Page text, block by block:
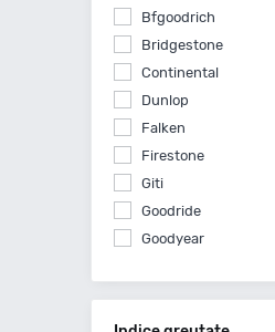
Bfgoodrich
Bridgestone
Continental
Dunlop
Falken
Firestone
Giti
Goodride
Goodyear